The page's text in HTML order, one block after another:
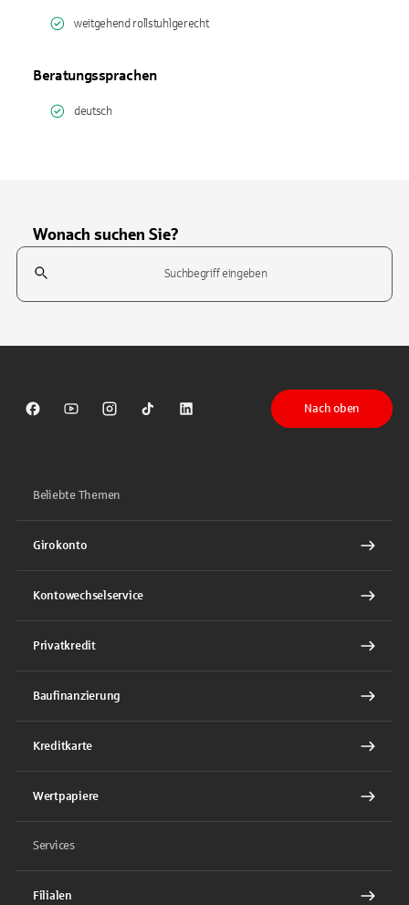
weitgehend rollstuhlgerecht
Beratungssprachen
deutsch
Wonach suchen Sie?
Suchfeld
Sparkasse auf Facebook
Sparkasse auf Youtube
Sparkasse auf Instagram
Sparkasse auf TikTok
Sparkasse auf LinkedIn
Nach oben
Beliebte Themen
Girokonto
Kontowechselservice
Privatkredit
Baufinanzierung
Kreditkarte
Wertpapiere
Services
Filialen